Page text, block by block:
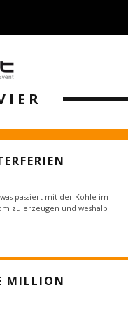
passiert mit der Kohle im
zu erzeugen und weshalb
MILLION